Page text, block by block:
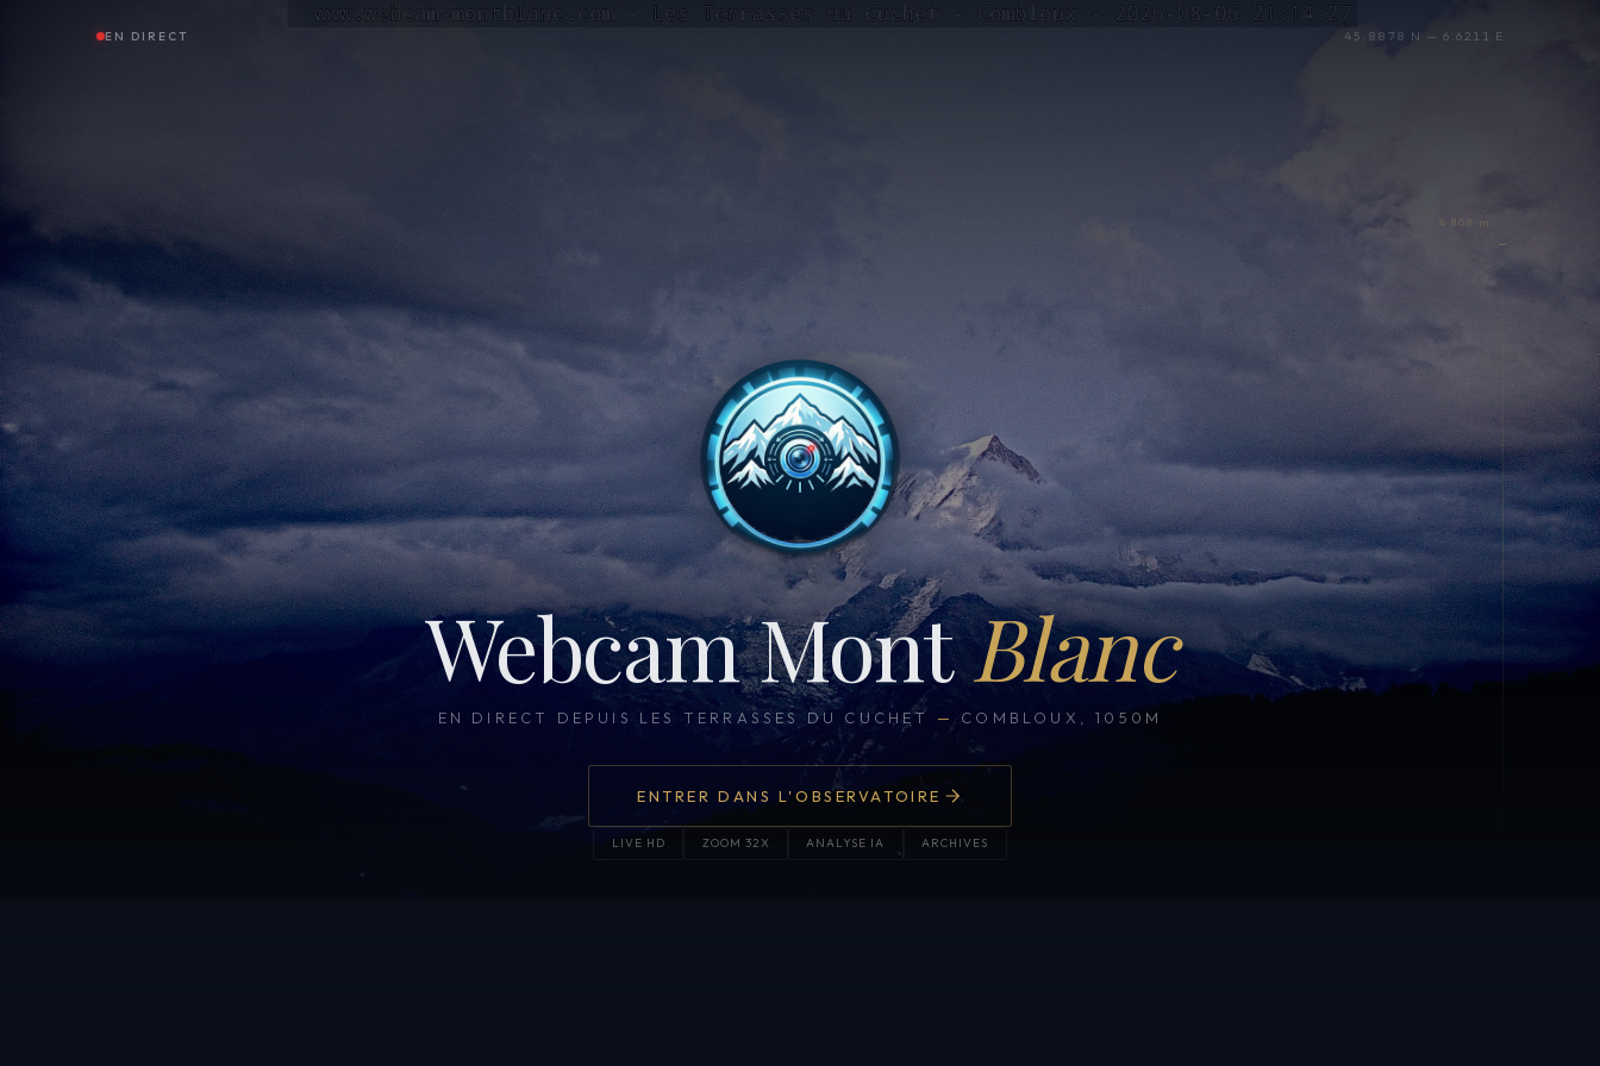
EN DIRECT 45.8878 N — 6.6211 E
Webcam MontBlanc
EN DIRECT DEPUIS LES TERRASSES DU CUCHET — COMBLOUX, 1050M
ENTRER DANS L'OBSERVATOIRE
LIVE HD ZOOM 32X ANALYSE IA ARCHIVES